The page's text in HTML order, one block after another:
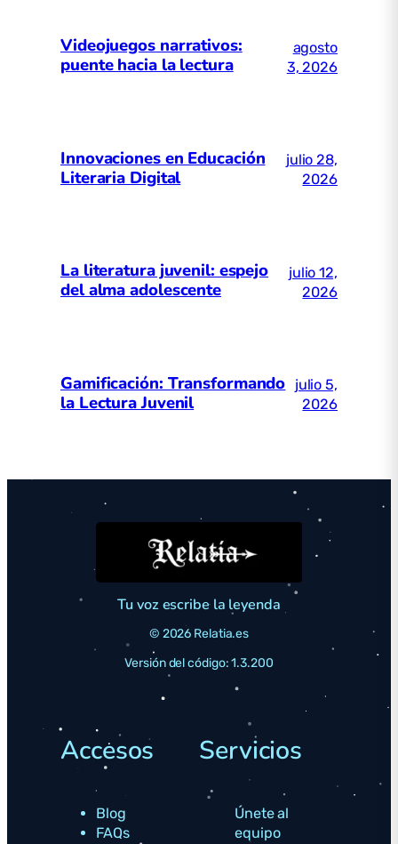
Videojuegos narrativos:
puente hacia la lectura
agosto
3, 2026
Innovaciones en Educación
Literaria Digital
julio 28,
2026
La literatura juvenil: espejo
del alma adolescente
julio 12,
2026
Gamificación: Transformando
la Lectura Juvenil
julio 5,
2026
Tu voz escribe la leyenda
© 2026 Relatia.es
Versión del código: 1.3.200
Accesos
Blog
FAQs
Servicios
Únete al
equipo